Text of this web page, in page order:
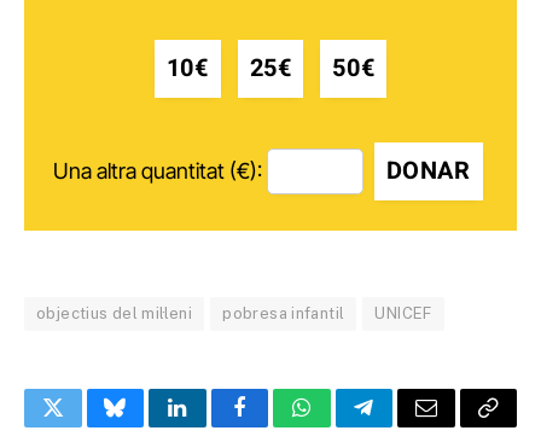
10€ 25€ 50€
Una altra quantitat (€): DONAR
objectius del mil·leni pobresa infantil UNICEF
TwitterBlueskyLinkedInFacebookWhatsAppTelegramEmail Copy